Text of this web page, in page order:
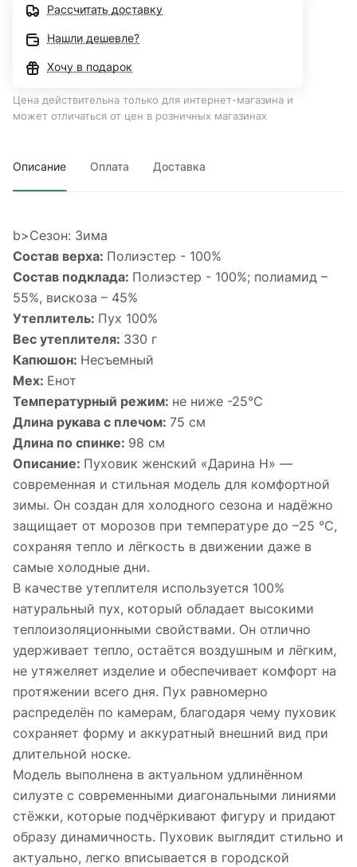
Рассчитать доставку
Нашли дешевле?
Хочу в подарок
Цена действительна только для интернет-магазина и
может отличаться от цен в розничных магазинах
Описание Оплата Доставка
b>Сезон: Зима
Состав верха: Полиэстер - 100%
Состав подклада: Полиэстер - 100%; полиамид –
55%, вискоза – 45%
Утеплитель: Пух 100%
Вес утеплителя: 330 г
Капюшон: Несъемный
Мех: Енот
Температурный режим: не ниже -25°С
Длина рукава с плечом: 75 см
Длина по спинке: 98 см
Описание: Пуховик женский «Дарина Н» —
современная и стильная модель для комфортной
зимы. Он создан для холодного сезона и надёжно
защищает от морозов при температуре до –25 °C,
сохраняя тепло и лёгкость в движении даже в
самые холодные дни.
В качестве утеплителя используется 100%
натуральный пух, который обладает высокими
теплоизоляционными свойствами. Он отлично
удерживает тепло, остаётся воздушным и лёгким,
не утяжеляет изделие и обеспечивает комфорт на
протяжении всего дня. Пух равномерно
распределён по камерам, благодаря чему пуховик
сохраняет форму и аккуратный внешний вид при
длительной носке.
Модель выполнена в актуальном удлинённом
силуэте с современными диагональными линиями
стёжки, которые подчёркивают фигуру и придают
образу динамичность. Пуховик выглядит стильно и
актуально, легко вписывается в городской